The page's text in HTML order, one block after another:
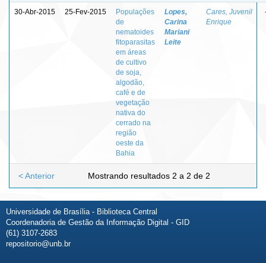
30-Abr-2015 25-Fev-2015
Populações
de
nematoides
fitoparasitas
em áreas
de cultivo
de soja,
algodão,
café e de
vegetação
nativa do
cerrado na
região
oeste da
Bahia
Lopes,
Carina
Mariani
Leite
Cares, Juvenil
Enrique
Mostrando resultados 2 a 2 de 2
< Anterior
Universidade de Brasília - Biblioteca Central
Coordenadoria de Gestão da Informação Digital - GID
(61) 3107-2683
repositorio@unb.br